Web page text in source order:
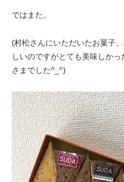
ではまた。
(村松さんにいただいたお菓子
しいのですがとても美味しかっ
さまでした^_^)